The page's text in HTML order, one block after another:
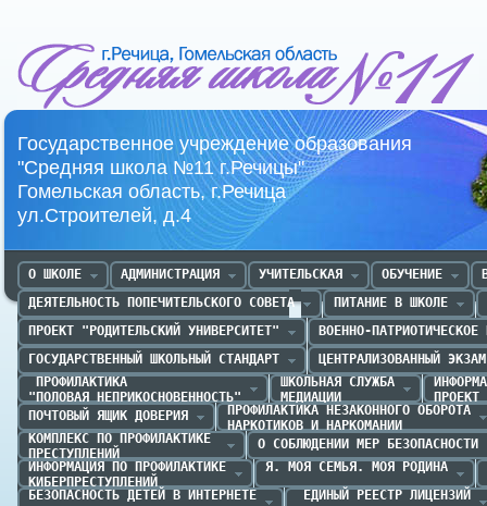
Средняя школа №11 г.Речица
Государственное учреждение образования
"Средняя школа №11 г.Речицы"
Гомельская область, г.Речица
ул.Строителей, д.4
О ШКОЛЕ АДМИНИСТРАЦИЯ УЧИТЕЛЬСКАЯ ОБУЧЕНИЕ
ДЕЯТЕЛЬНОСТЬ ПОПЕЧИТЕЛЬСКОГО СОВЕТА
ПИТАНИЕ В ШКОЛЕ
ПРОЕКТ "РОДИТЕЛЬСКИЙ УНИВЕРСИТЕТ"
ВОЕННО-ПАТРИОТИЧЕСКОЕ
ГОСУДАРСТВЕННЫЙ ШКОЛЬНЫЙ СТАНДАРТ
ЦЕНТРАЛИЗОВАННЫЙ
ПРОФИЛАКТИКА
"ПОЛОВАЯ НЕПРИКОСНОВЕННОСТЬ"
ШКОЛЬНАЯ СЛУЖБА
МЕДИАЦИИ
ПОЧТОВЫЙ ЯЩИК ДОВЕРИЯ
ПРОФИЛАКТИКА НЕЗАКОННОГО ОБОРОТА
НАРКОТИКОВ И НАРКОМАНИИ
КОМПЛЕКС ПО ПРОФИЛАКТИКЕ
ПРЕСТУПЛЕНИЙ
О СОБЛЮДЕНИИ МЕР БЕЗОПАСНОСТИ
ИНФОРМАЦИЯ ПО ПРОФИЛАКТИКЕ
КИБЕРПРЕСТУПЛЕНИЙ
Я. МОЯ СЕМЬЯ. МОЯ РОДИНА
БЕЗОПАСНОСТЬ ДЕТЕЙ В ИНТЕРНЕТЕ
ЕДИНЫЙ РЕЕСТР ЛИЦЕНЗИЙ